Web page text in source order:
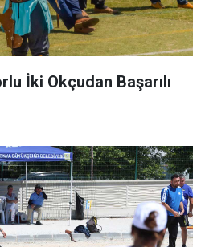
İki Okçudan Başarılı